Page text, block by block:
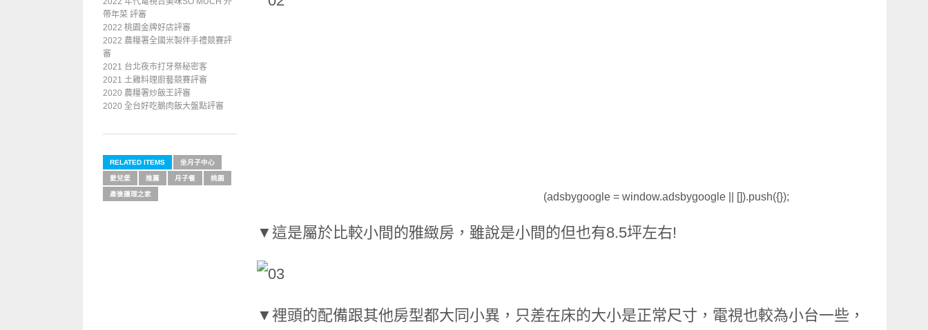
(adsbygoogle = window.adsbygoogle || []).push({});
▼這是屬於比較小間的雅緻房，雖說是小間的但也有8.5坪左右!
▼裡頭的配備跟其他房型都大同小異，只差在床的大小是正常尺寸，電視也較為小台一些，
帶年菜 評審
2022 桃園金牌好店評審
2022 農糧署全國米製伴手禮競賽評
審
2021 台北夜市打牙祭秘密客
2021 土雞料理廚藝競賽評審
2020 農糧署炒飯王評審
2020 全台好吃鵝肉飯大盤點評審
RELATED ITEMS 坐月子中心
愛兒堡 推薦 月子餐 桃園
產後護理之家